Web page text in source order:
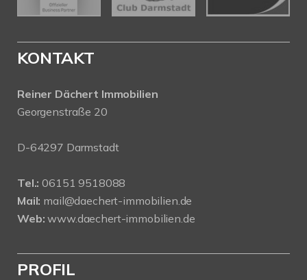
KONTAKT
Reiner Dächert Immobilien
Georgenstraße 20
D-64297 Darmstadt
Tel.: 06151 9518088
Mail: mail@daechert-immobilien.de
Web: www.daechert-immobilien.de
PROFIL